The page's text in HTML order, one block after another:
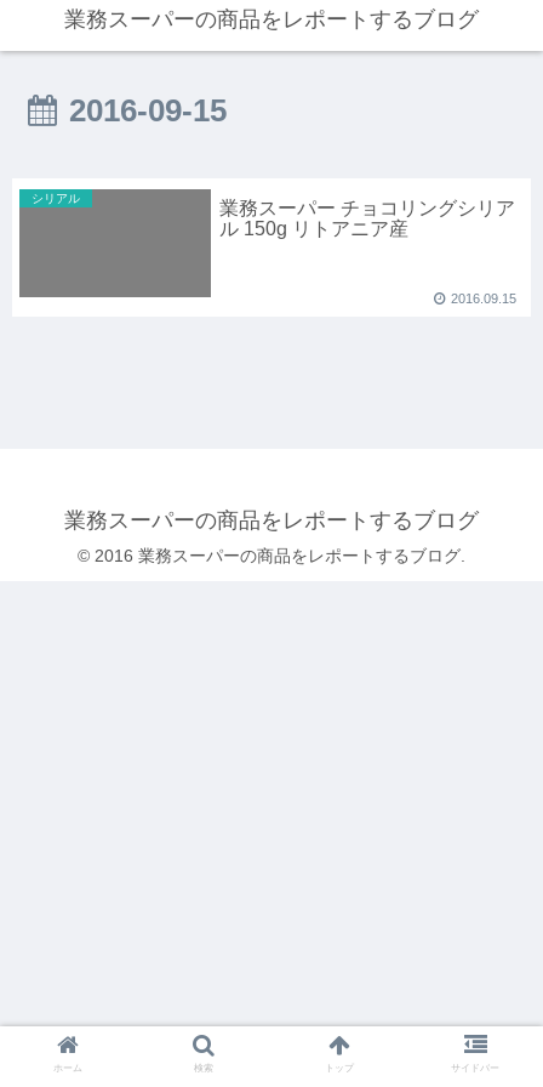
業務スーパーの商品をレポートするブログ
2016-09-15
シリアル
業務スーパー チョコリングシリア
ル 150g リトアニア産
2016.09.15
業務スーパーの商品をレポートするブログ
© 2016 業務スーパーの商品をレポートするブログ.
ホーム 検索 トップ サイドバー